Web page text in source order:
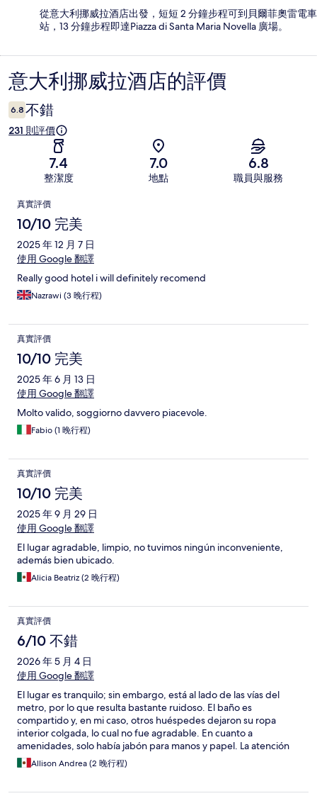
從意大利挪威拉酒店出發，短短 2 分鐘步程可到貝爾菲奧雷電車
站，13 分鐘步程即達Piazza di Santa Maria Novella 廣場。
評
價
意大利挪威拉酒店的評價
6.8 不錯
231 則評價
7.4
整潔度
7.0
地點
6.8
職員與服務
評
價
真實評價
10/10 完美
2025 年 12 月 7 日
使用 Google 翻譯
Really good hotel i will definitely recomend
Nazrawi (3 晚行程)
真實評價
10/10 完美
2025 年 6 月 13 日
使用 Google 翻譯
Molto valido, soggiorno davvero piacevole.
Fabio (1 晚行程)
真實評價
10/10 完美
2025 年 9 月 29 日
使用 Google 翻譯
El lugar agradable, limpio, no tuvimos ningún inconveniente,
además bien ubicado.
Alicia Beatriz (2 晚行程)
真實評價
6/10 不錯
2026 年 5 月 4 日
使用 Google 翻譯
El lugar es tranquilo; sin embargo, está al lado de las vías del
metro, por lo que resulta bastante ruidoso. El baño es
compartido y, en mi caso, otros huéspedes dejaron su ropa
interior colgada, lo cual no fue agradable. En cuanto a
amenidades, solo había jabón para manos y papel. La atención
por parte del anfitrión fue normal pero falta de buena atención
al cliente.
Allison Andrea (2 晚行程)